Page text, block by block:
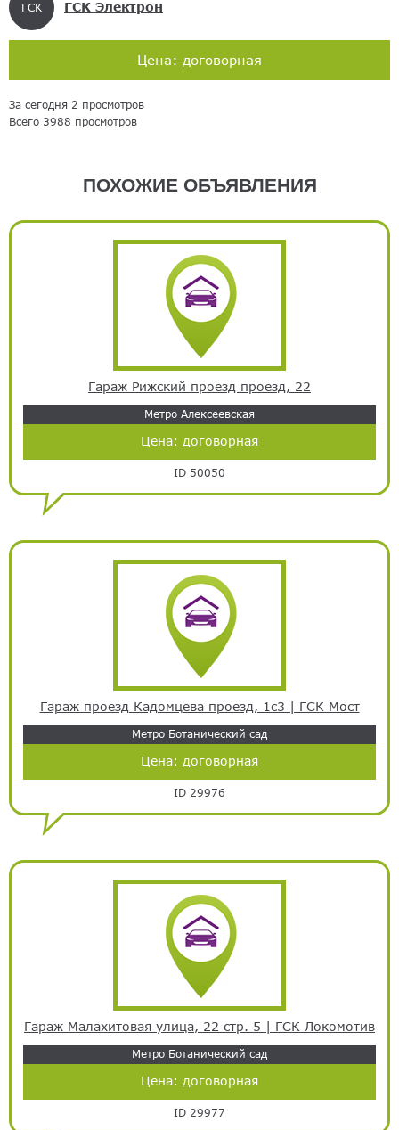
ГСК ГСК Электрон
Цена: договорная
За сегодня 2 просмотров
Всего 3988 просмотров
ПОХОЖИЕ ОБЪЯВЛЕНИЯ
Гараж Рижский проезд проезд, 22
Метро Алексеевская
Цена: договорная
ID 50050
Гараж проезд Кадомцева проезд, 1с3 | ГСК Мост
Метро Ботанический сад
Цена: договорная
ID 29976
Гараж Малахитовая улица, 22 стр. 5 | ГСК Локомотив
Метро Ботанический сад
Цена: договорная
ID 29977